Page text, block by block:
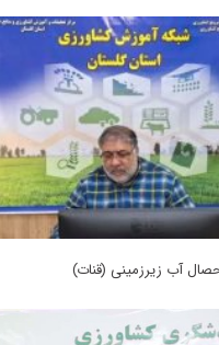
آب زیرزمینی (قنات)